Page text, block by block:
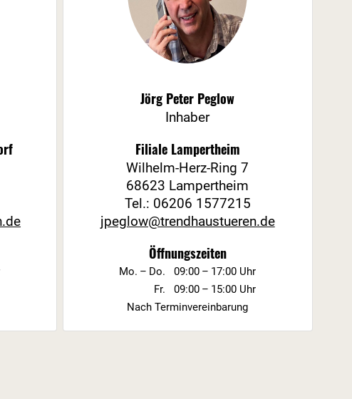
Jörg Peter Peglow
Inhaber
Filiale Lampertheim
Wilhelm-Herz-Ring 7
68623 Lampertheim
Tel.: 06206 1577215
jpeglow@trendhaustueren.de
Öffnungszeiten
Mo. – Do. 09:00 – 17:00 Uhr
Fr. 09:00 – 15:00 Uhr
Nach Terminvereinbarung